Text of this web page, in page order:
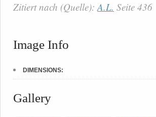
Zitiert nach (Quelle):A.L. Seite 436
Image Info
DIMENSIONS:
Gallery